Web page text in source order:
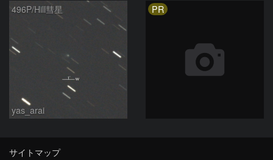
496P/Hill彗星
yas_arai
PR
サイトマップ